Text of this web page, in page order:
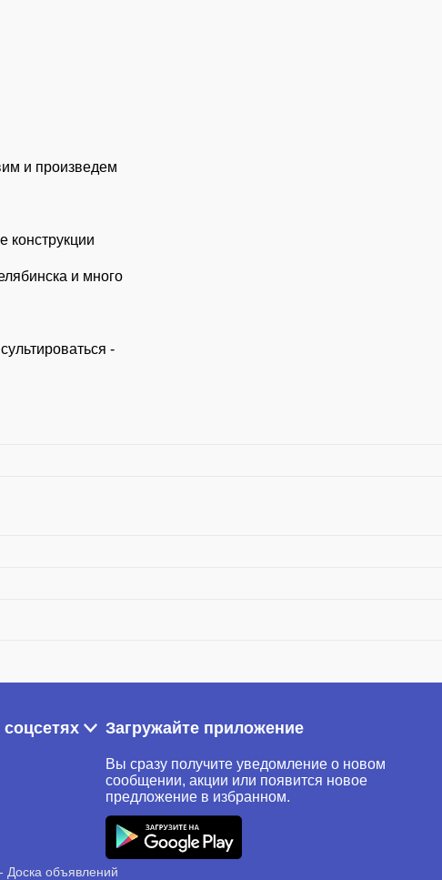
и произведем
конструкции
и много
-
Загружайте приложение
Вы сразу получите уведомление о новом
сообщении, акции или появится новое
предложение в избранном.
- Доска объявлений